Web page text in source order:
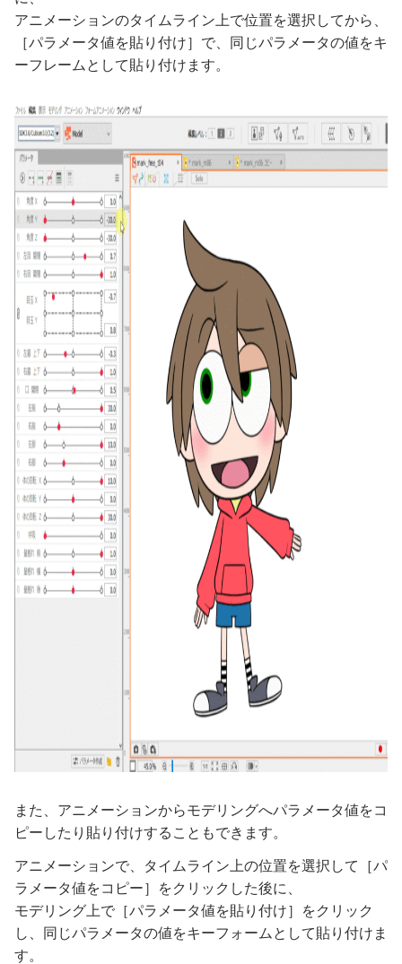
アニメーションのタイムライン上で位置を選択してから、
［パラメータ値を貼り付け］で、同じパラメータの値をキ
ーフレームとして貼り付けます。
また、アニメーションからモデリングへパラメータ値をコ
ピーしたり貼り付けすることもできます。
アニメーションで、タイムライン上の位置を選択して［パ
ラメータ値をコピー］をクリックした後に、
モデリング上で［パラメータ値を貼り付け］をクリック
し、同じパラメータの値をキーフォームとして貼り付けま
す。